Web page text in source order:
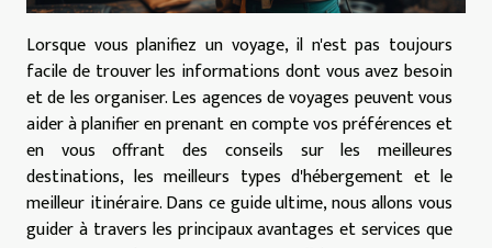
Lorsque vous planifiez un voyage, il n'est pas toujours
facile de trouver les informations dont vous avez besoin
et de les organiser. Les agences de voyages peuvent vous
aider à planifier en prenant en compte vos préférences et
en vous offrant des conseils sur les meilleures
destinations, les meilleurs types d'hébergement et le
meilleur itinéraire. Dans ce guide ultime, nous allons vous
guider à travers les principaux avantages et services que